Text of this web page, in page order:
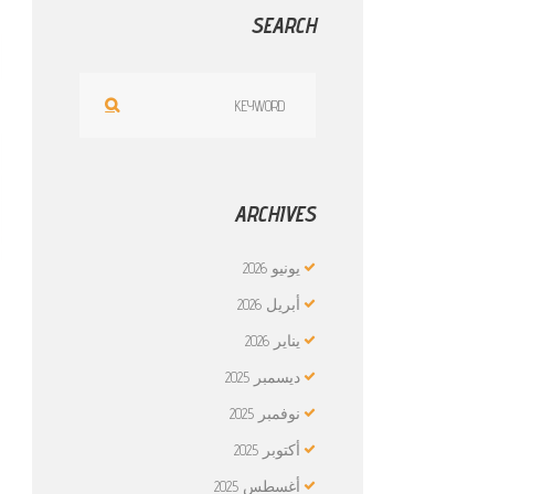
SEARCH
ARCHIVES
يونيو2026
أبريل2026
يناير2026
ديسمبر2025
نوفمبر2025
أكتوبر2025
أغسطس2025